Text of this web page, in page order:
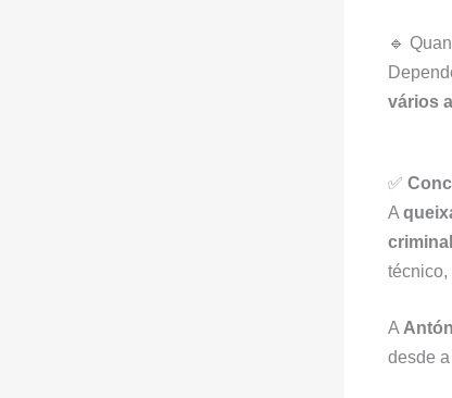
🔹
vários
✅
A
técnico,
A
desde